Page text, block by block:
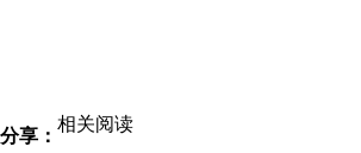
分享：
相关阅读